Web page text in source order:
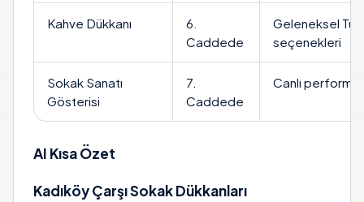
Kahve Dükkanı
6.
Caddede
Geleneksel
seçenekleri
Sokak Sanatı
Gösterisi
7.
Caddede
Canlı
AI Kısa Özet
Kadıköy Çarşı Sokak Dükkanları